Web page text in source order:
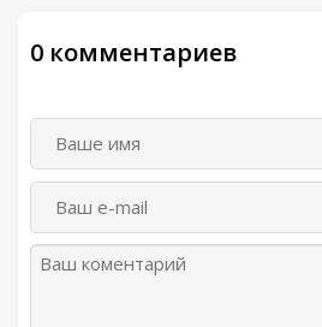
0 комментариев